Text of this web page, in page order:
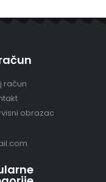
račun
obrazac